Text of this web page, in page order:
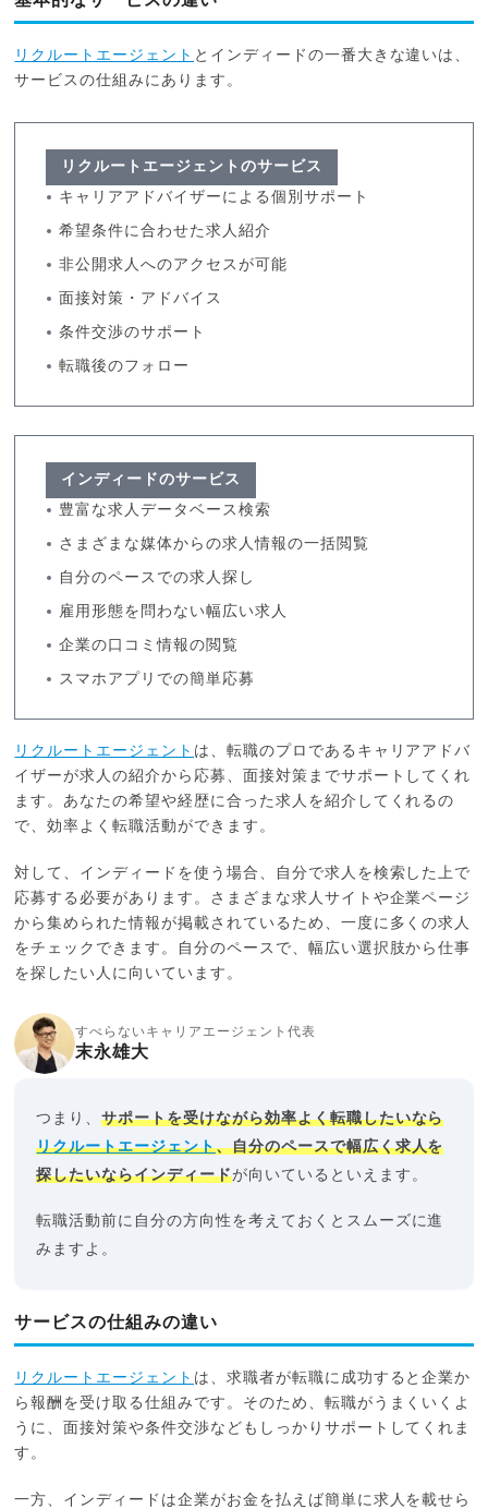
リクルートエージェント とインディードの一番大きな違いは、
サービスの仕組みにあります。
リクルートエージェントのサービス
キャリアアドバイザーによる個別サポート
希望条件に合わせた求人紹介
非公開求人へのアクセスが可能
面接対策・アドバイス
条件交渉のサポート
転職後のフォロー
インディードのサービス
豊富な求人データベース検索
さまざまな媒体からの求人情報の一括閲覧
自分のペースでの求人探し
雇用形態を問わない幅広い求人
企業の口コミ情報の閲覧
スマホアプリでの簡単応募
リクルートエージェント は、転職のプロであるキャリアアドバ
イザーが求人の紹介から応募、面接対策までサポートしてくれ
ます。あなたの希望や経歴に合った求人を紹介してくれるの
で、効率よく転職活動ができます。
対して、インディードを使う場合、自分で求人を検索した上で
応募する必要があります。さまざまな求人サイトや企業ページ
から集められた情報が掲載されているため、一度に多くの求人
をチェックできます。自分のペースで、幅広い選択肢から仕事
を探したい人に向いています。
すべらないキャリアエージェント代表
末永雄大
つまり、サポートを受けながら効率よく転職したいなら
リクルートエージェント、自分のペースで幅広く求人を
探したいならインディードが向いているといえます。
転職活動前に自分の方向性を考えておくとスムーズに進
みますよ。
サービスの仕組みの違い
リクルートエージェント は、求職者が転職に成功すると企業か
ら報酬を受け取る仕組みです。そのため、転職がうまくいくよ
うに、面接対策や条件交渉などもしっかりサポートしてくれま
す。
一方、インディードは企業がお金を払えば簡単に求人を載せら